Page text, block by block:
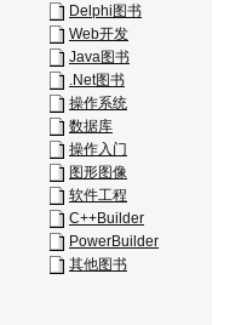
Delphi图书
Web开发
Java图书
.Net图书
操作系统
数据库
操作入门
图形图像
软件工程
C++Builder
PowerBuilder
其他图书